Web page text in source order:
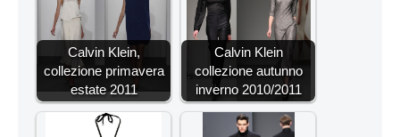
Calvin Klein,
collezione primavera
estate 2011
Calvin Klein
collezione autunno
inverno 2010/2011